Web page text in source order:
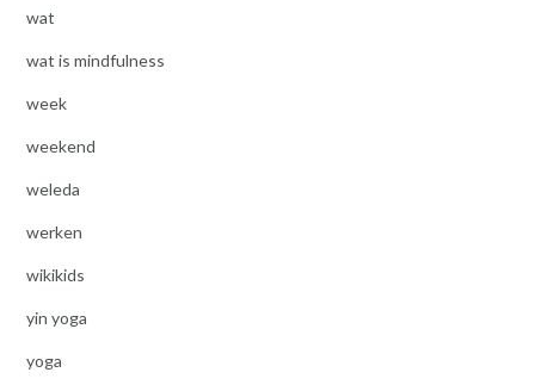
wat
wat is mindfulness
week
weekend
weleda
werken
wikikids
yin yoga
yoga